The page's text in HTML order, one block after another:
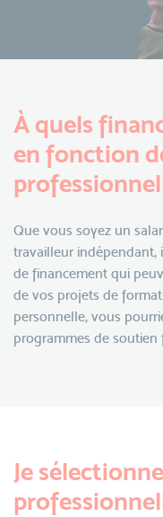
À quels
en fonction
Que vous soyez un
travailleur indépendant,
de financement qui
de vos projets de
personnelle, vous
programmes de soutien
Je